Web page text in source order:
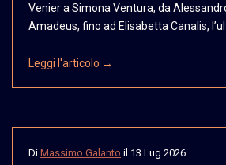
Venier a Simona Ventura, da
Amadeus, fino ad Elisabetta Canalis,
Leggi l'articolo →
Di Massimo Galanto il 13 Lug 2026